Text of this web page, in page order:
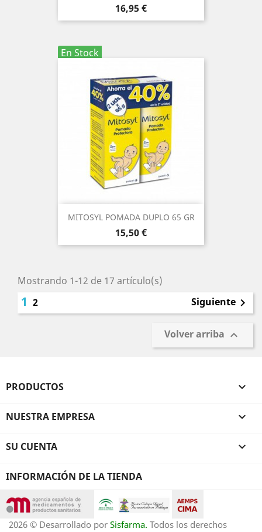
Precio
16,95 €
En Stock
MITOSYL POMADA DUPLO 65 GR
Precio
15,50 €
Mostrando 1-12 de 17 artículo(s)
1 2 Siguiente 
Volver arriba 
PRODUCTOS 
NUESTRA EMPRESA 
SU CUENTA 
INFORMACIÓN DE LA TIENDA
2026 © Desarrollado por Sisfarma. Todos los derechos